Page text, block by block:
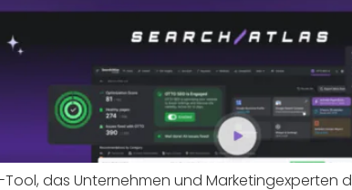
Tool, das Unternehmen und